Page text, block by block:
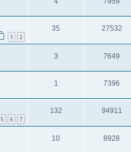
1 2
35 27532
3 7649
1 7396
5 6 7
132 94911
10 8928